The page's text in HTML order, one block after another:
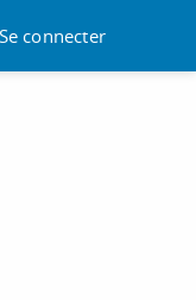
Se connecter